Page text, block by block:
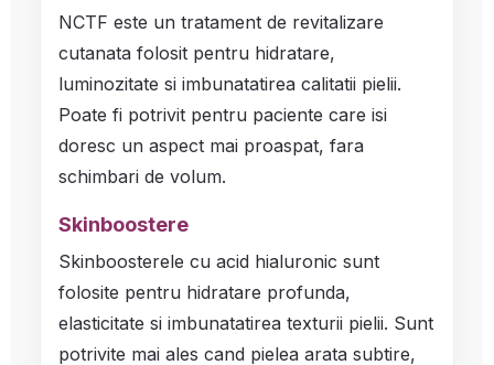
NCTF este un tratament de revitalizare
cutanata folosit pentru hidratare,
luminozitate si imbunatatirea calitatii pielii.
Poate fi potrivit pentru paciente care isi
doresc un aspect mai proaspat, fara
schimbari de volum.
Skinboostere
Skinboosterele cu acid hialuronic sunt
folosite pentru hidratare profunda,
elasticitate si imbunatatirea texturii pielii. Sunt
potrivite mai ales cand pielea arata subtire,